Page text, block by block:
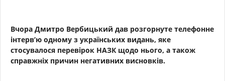
Вчора Дмитро Вербицький дав розгорнуте телефонне
інтерв’ю одному з українських видань, яке
стосувалося перевірок НАЗК щодо нього, а також
справжніх причин негативних висновків.